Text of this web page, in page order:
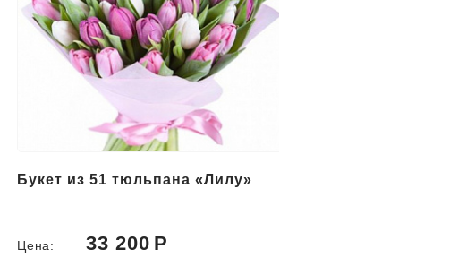
Букет из 51 тюльпана «Лилу»
Цена: 33 200